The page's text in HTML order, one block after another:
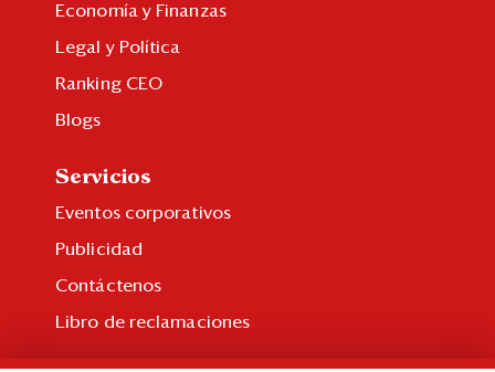
Economía y Finanzas
Legal y Política
Ranking CEO
Blogs
Servicios
Eventos corporativos
Publicidad
Contáctenos
Libro de reclamaciones